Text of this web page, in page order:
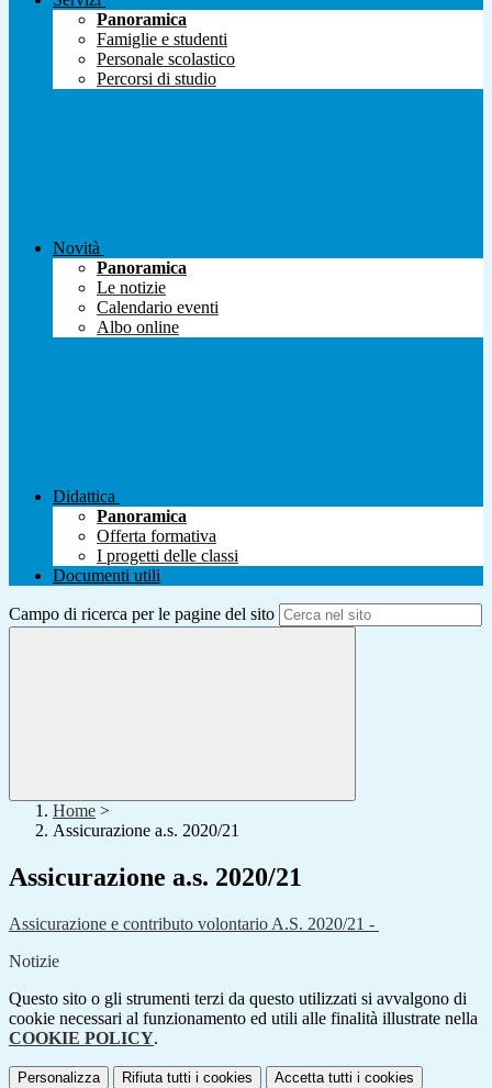
Panoramica
Famiglie e studenti
Personale scolastico
Percorsi di studio
Novità
Panoramica
Le notizie
Calendario eventi
Albo online
Didattica
Panoramica
Offerta formativa
I progetti delle classi
Documenti utili
Campo di ricerca per le pagine del sito
Home >
Assicurazione a.s. 2020/21
Assicurazione a.s. 2020/21
Assicurazione e contributo volontario A.S. 2020/21 -
Notizie
Questo sito o gli strumenti terzi da questo utilizzati si avvalgono di
cookie necessari al funzionamento ed utili alle finalità illustrate nella
COOKIE POLICY.
Personalizza Rifiuta tutti i cookies Accetta tutti i cookies